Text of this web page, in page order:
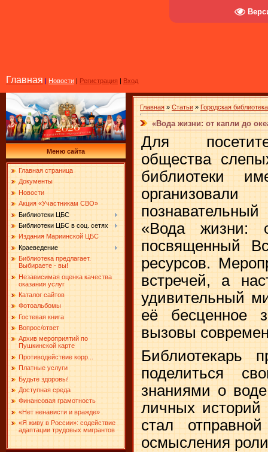
Главная | Новости | Регистрация | Вход
Меню сайта
Главная страница
Документы
Новости
Акция «Участникам СВО»
Библиотеки ЦБС
Библиотеки ЦБС в соц. сетях
Издания Мариинской ЦБС
Краеведение
Библиотека предлагает.
Выбираете - вы!
Независимая оценка качества
оказания услуг
Каталог сайтов
Фотоальбомы
Гостевая книга
Вопрос/ответ
Архив мероприятий по
Пушкинской карте
Противодействие корр...
Платные услуги
Будьте здоровы!
Доступная среда
Финансовая грамотность
«Нет ненависти и вражде»
«Я живу в России»: содействие
адаптации трудовых мигрантов
Главная » Статьи » Городская
«Вода жизни: от капли до
Для
общества
библиотеки
«Вода жизни:
посвященный
ресурсов.
встречей, а
удивительный
её бесценное
вызовы
Библиотекарь
поделиться
знаниями о
личных
стал
осмысления